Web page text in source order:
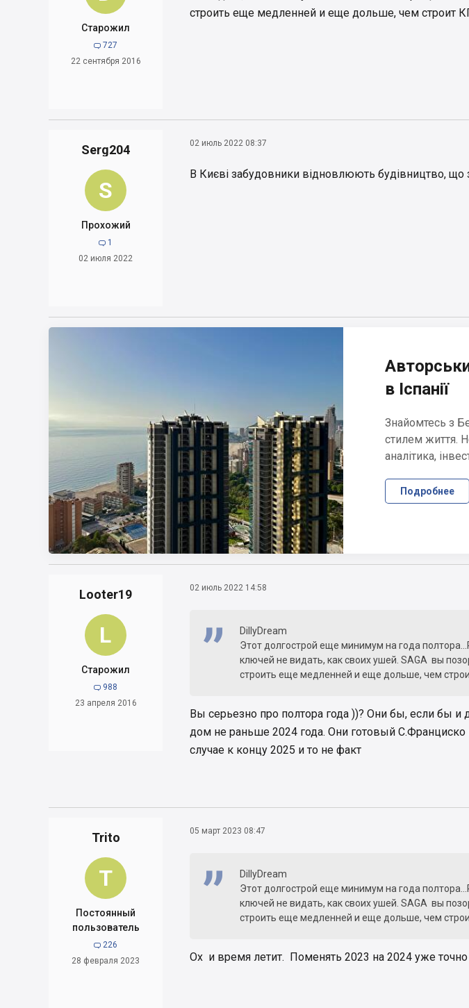
Старожил
 727
22 сентября 2016
строить еще медленней и еще дольше, чем строит
Serg204
S
Прохожий
 1
02 июля 2022
02 июль 2022 08:37
В Києві забудовники відновлюють будівництво, що
Looter19
L
Старожил
 988
23 апреля 2016
02 июль 2022 14:58
DillyDream
Этот долгострой еще минимум на года
ключей не видать, как своих ушей. SAGA вы
строить еще медленней и еще дольше, чем
Вы серьезно про полтора года ))? Они бы, если бы и
дом не раньше 2024 года. Они готовый С.Франциско
случае к концу 2025 и то не факт
Trito
T
Постоянный
пользователь
 226
28 февраля 2023
05 март 2023 08:47
DillyDream
Этот долгострой еще минимум на года
ключей не видать, как своих ушей. SAGA вы
строить еще медленней и еще дольше, чем
Ох и время летит. Поменять 2023 на 2024 уже
в Іспанії
Знайомтесь з
стилем життя.
аналітика,
Подробнее